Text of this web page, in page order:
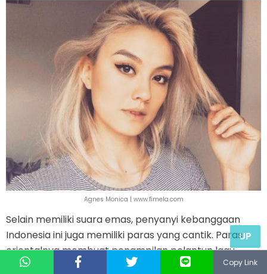
Copy Link
Agnes Monica | www.fimela.com
Selain memiliki suara emas, penyanyi kebanggaan
Indonesia ini juga memiliki paras yang cantik. Paras
orientalnya membuat penampilan pelantun lagu
‘Karena Ku Sanggup’ ini semakin memesona.
UP